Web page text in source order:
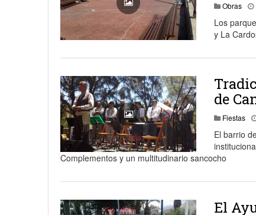
Obras
Los
y La
de
Fiestas
El barrio
Complementos y un multitudinario sancocho
El